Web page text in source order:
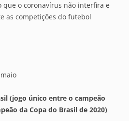
que o coronavírus não interfira e
as competições do futebol
(jogo único entre o campeão
da Copa do Brasil de 2020)